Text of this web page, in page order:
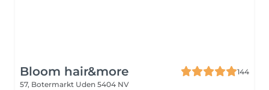
Bloom hair&more
144
57, Botermarkt Uden 5404 NV